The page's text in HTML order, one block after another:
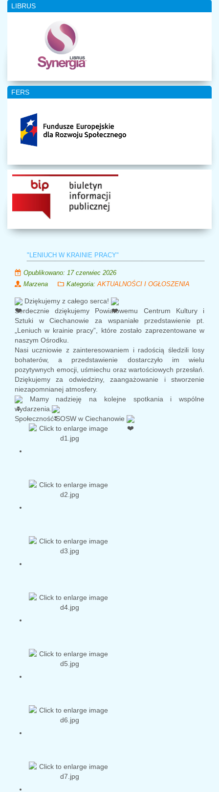
LIBRUS
FERS
"LENIUCH W KRAINIE PRACY"
Opublikowano: 17 czerwiec 2026
Marzena
Kategoria: AKTUALNOŚCI I OGŁOSZENIA
Dziękujemy z całego serca!
Serdecznie dziękujemy Powiatowemu Centrum Kultury i
Sztuki w Ciechanowie za wspaniałe przedstawienie pt.
„Leniuch w krainie pracy”, które zostało zaprezentowane w
naszym Ośrodku.
Nasi uczniowie z zainteresowaniem i radością śledzili losy
bohaterów, a przedstawienie dostarczyło im wielu
pozytywnych emocji, uśmiechu oraz wartościowych przesłań.
Dziękujemy za odwiedziny, zaangażowanie i stworzenie
niezapomnianej atmosfery.
Mamy nadzieję na kolejne spotkania i wspólne
wydarzenia.
Społeczność SOSW w Ciechanowie